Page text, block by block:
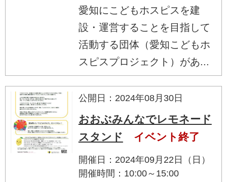
愛知にこどもホスピスを建
設・運営することを目指して
活動する団体（愛知こどもホ
スピスプロジェクト）があ...
公開日：2024年08月30日
おおぶみんなでレモネード
スタンド
イベント終了
開催日：2024年09月22日（日）
開催時間：10:00～15:00